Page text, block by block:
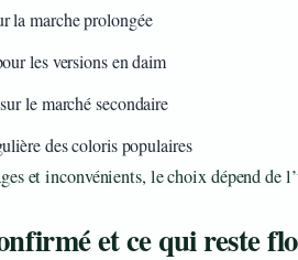
la marche prolongée
les versions en daim
le marché secondaire
des coloris populaires
et inconvénients, le choix dépend de
et ce qui reste